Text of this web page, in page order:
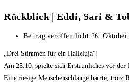
Rückblick | Eddi, Sari &
Beitrag veröffentlicht: 26. Oktober
„Drei Stimmen für ein Halleluja“!
Am 25.10. spielte sich Erstaunliches vor der
Eine riesige Menschenschlange harrte, trotz